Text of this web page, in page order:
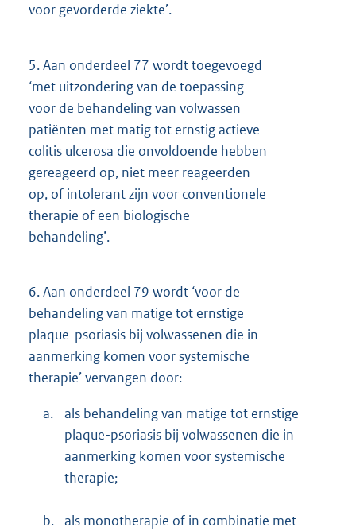
voor gevorderde ziekte’.
5.Aan onderdeel 77 wordt toegevoegd
‘met uitzondering van de toepassing
voor de behandeling van volwassen
patiënten met matig tot ernstig actieve
colitis ulcerosa die onvoldoende hebben
gereageerd op, niet meer reageerden
op, of intolerant zijn voor conventionele
therapie of een biologische
behandeling’.
6.Aan onderdeel 79 wordt ‘voor de
behandeling van matige tot ernstige
plaque-psoriasis bij volwassenen die in
aanmerking komen voor systemische
therapie’ vervangen door:
a.
als behandeling van matige tot ernstige
plaque-psoriasis bij volwassenen die in
aanmerking komen voor systemische
therapie;
b. als monotherapie of in combinatie met